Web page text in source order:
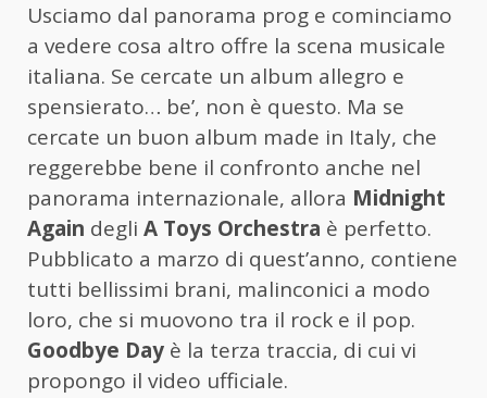
Usciamo dal panorama prog e cominciamo
a vedere cosa altro offre la scena musicale
italiana. Se cercate un album allegro e
spensierato… be’, non è questo. Ma se
cercate un buon album made in Italy, che
reggerebbe bene il confronto anche nel
panorama internazionale, allora Midnight
Again degli A Toys Orchestra è perfetto.
Pubblicato a marzo di quest’anno, contiene
tutti bellissimi brani, malinconici a modo
loro, che si muovono tra il rock e il pop.
Goodbye Day è la terza traccia, di cui vi
propongo il video ufficiale.